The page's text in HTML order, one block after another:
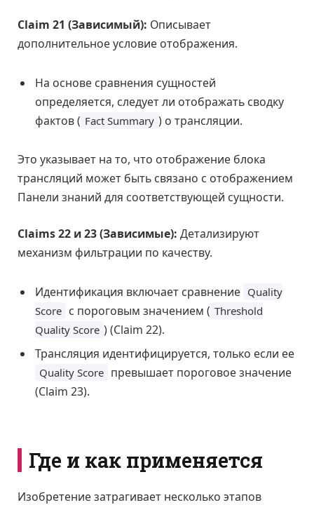
Claim 21 (Зависимый): Описывает
дополнительное условие отображения.
На основе сравнения сущностей
определяется, следует ли отображать сводку
фактов ( Fact Summary ) о трансляции.
Это указывает на то, что отображение блока
трансляций может быть связано с отображением
Панели знаний для соответствующей сущности.
Claims 22 и 23 (Зависимые): Детализируют
механизм фильтрации по качеству.
Идентификация включает сравнение Quality
Score с пороговым значением ( Threshold
Quality Score ) (Claim 22).
Трансляция идентифицируется, только если ее
Quality Score превышает пороговое значение
(Claim 23).
Где и как применяется
Изобретение затрагивает несколько этапов